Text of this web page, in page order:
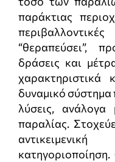
παράκτιας
“θεραπεύσει”,
δράσεις και
χαρακτηριστικά
δυναμικό
λύσεις,
παραλίας.